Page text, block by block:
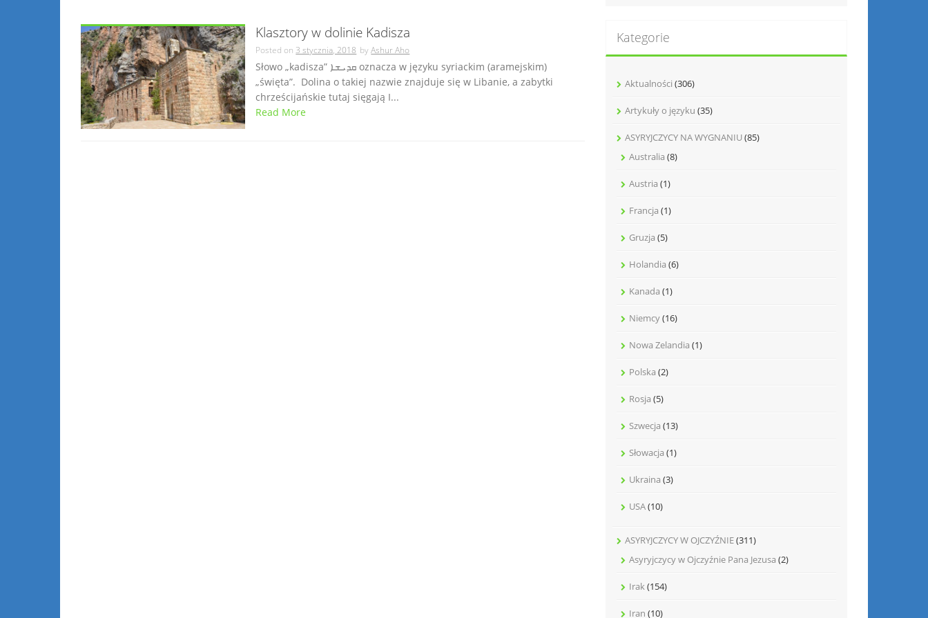
Klasztory w dolinie Kadisza
Posted on3 stycznia, 2018 byAshur Aho
Słowo „kadisza” ܩܕܝܫܐ oznacza w języku syriackim (aramejskim)
„święta”. Dolina o takiej nazwie znajduje się w Libanie, a zabytki
chrześcijańskie tutaj sięgają I...
Read More
Kategorie
Aktualności (306)
Artykuły o języku (35)
ASYRYJCZYCY NA WYGNANIU(85)
Australia (8)
Austria (1)
Francja (1)
Gruzja (5)
Holandia (6)
Kanada (1)
Niemcy(16)
Nowa Zelandia (1)
Polska (2)
Rosja (5)
Szwecja (13)
Słowacja (1)
Ukraina (3)
USA(10)
ASYRYJCZYCY W OJCZYŹNIE(311)
Asyryjczycy w Ojczyźnie Pana Jezusa (2)
Irak(154)
Iran (10)